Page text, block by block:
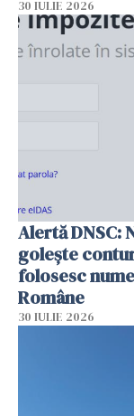
30 IULIE 2026
Alertă DNSC:
golește
folosesc
Române
30 IULIE 2026